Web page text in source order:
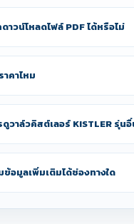
าวน์โหลดไฟล์ PDF ได้หรือไม่
คาไหม
วาล์วคิสต์เลอร์ KISTLER รุ่นอื่
อมูลเพิ่มเติมได้ช่องทางใด